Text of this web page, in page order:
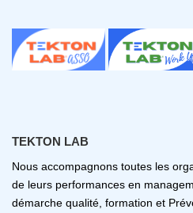
TEKTON LAB
Nous accompagnons toutes les
de leurs performances en
démarche qualité, formation et